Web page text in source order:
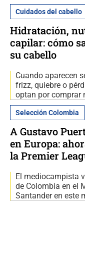
Cuidados del cabello
Hidratación,
capilar: cómo
su cabello
Cuando aparecen
frizz, quiebre o
optan por comprar
Selección Colombia
A Gustavo
en Europa:
la Premier
El mediocampista
de Colombia en el
Santander en este